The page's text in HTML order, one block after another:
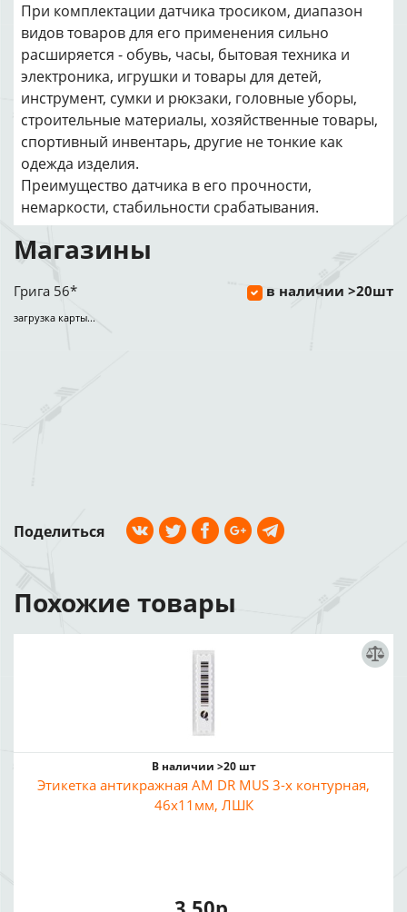
При комплектации датчика тросиком, диапазон
видов товаров для его применения сильно
расширяется - обувь, часы, бытовая техника и
электроника, игрушки и товары для детей,
инструмент, сумки и рюкзаки, головные уборы,
строительные материалы, хозяйственные товары,
спортивный инвентарь, другие не тонкие как
одежда изделия.
Преимущество датчика в его прочности,
немаркости, стабильности срабатывания.
Магазины
Грига 56* в наличии >20шт
загрузка карты...
Поделиться
Похожие товары
В наличии >20 шт
Этикетка антикражная AM DR MUS 3-х контурная,
46x11мм, ЛШК